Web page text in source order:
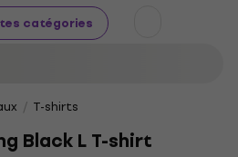
catégories
T-shirts
Black L T-shirt